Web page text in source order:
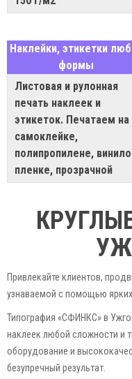
Наклейки, этикетки
формы
Листовая и рулонная
печать наклеек и
этикеток. Печатаем на
самоклейке,
полипропилене,
пленке, прозрачной
Привлекайте клиентов,
узнаваемой с помощью ярких
Типография «СФИНКС» в
наклеек любой сложности и
оборудование и
безупречный результат.